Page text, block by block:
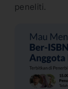
peneliti.